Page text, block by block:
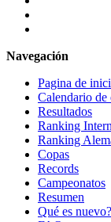
Navegación
Pagina de
Calendario de
Resultados
Ranking
Ranking
Copas
Records
Campeonatos
Resumen
Qué es nuevo?